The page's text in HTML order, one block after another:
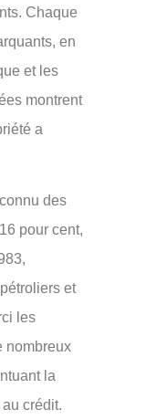
Chaque
en
et les
montrent
a
des
pour cent,
et
les
nombreux
la
crédit.